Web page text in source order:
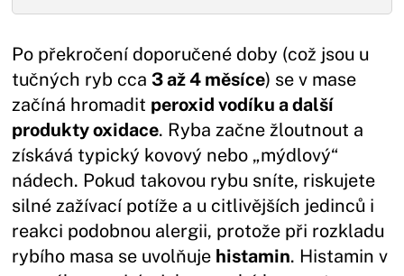
Po překročení doporučené doby (což jsou u
tučných ryb cca 3 až 4 měsíce) se v mase
začíná hromadit peroxid vodíku a další
produkty oxidace. Ryba začne žloutnout a
získává typický kovový nebo „mýdlový“
nádech. Pokud takovou rybu sníte, riskujete
silné zažívací potíže a u citlivějších jedinců i
reakci podobnou alergii, protože při rozkladu
rybího masa se uvolňuje histamin. Histamin v